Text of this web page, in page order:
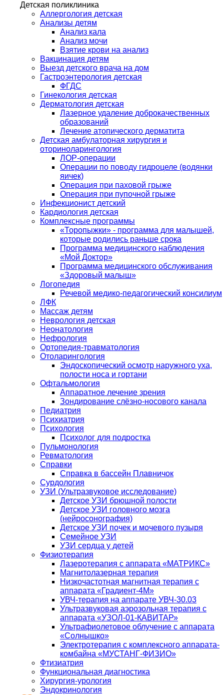
Детская поликлиника
Аллергология детская
Анализы детям
Анализ кала
Анализ мочи
Взятие крови на анализ
Вакцинация детям
Выезд детского врача на дом
Гастроэнтерология детская
ФГДС
Гинекология детская
Дерматология детская
Лазерное удаление доброкачественных
образований
Лечение атопического дерматита
Детская амбулаторная хирургия и
оториноларингология
ЛОР-операции
Операции по поводу гидроцеле (водянки
яичек)
Операция при паховой грыже
Операция при пупочной грыже
Инфекционист детский
Кардиология детская
Комплексные программы
«Торопыжки» - программа для малышей,
которые родились раньше срока
Программа медицинского наблюдения
«Мой Доктор»
Программа медицинского обслуживания
«Здоровый малыш»
Логопедия
Речевой медико-педагогический консилиум
ЛФК
Массаж детям
Неврология детская
Неонатология
Нефрология
Ортопедия-травматология
Отоларингология
Эндоскопический осмотр наружного уха,
полости носа и гортани
Офтальмология
Аппаратное лечение зрения
Зондирование слёзно-носового канала
Педиатрия
Психиатрия
Психология
Психолог для подростка
Пульмонология
Ревматология
Справки
Справка в бассейн Плавничок
Сурдология
УЗИ (Ультразвуковое исследование)
Детское УЗИ брюшной полости
Детское УЗИ головного мозга
(нейросонография)
Детское УЗИ почек и мочевого пузыря
Семейное УЗИ
УЗИ сердца у детей
Физиотерапия
Лазеротерапия с аппарата «МАТРИКС»
Магнитолазерная терапия
Низкочастотная магнитная терапия с
аппарата «Градиент-4М»
УВЧ-терапия на аппарате УВЧ-30.03
Ультразвуковая аэрозольная терапия с
аппарата «УЗОЛ-01-КАВИТАР»
Ультрафиолетовое облучение с аппарата
«Солнышко»
Электротерапия с комплексного аппарата-
комбайна «МУСТАНГ-ФИЗИО»
Фтизиатрия
Функциональная диагностика
Хирургия-урология
Эндокринология